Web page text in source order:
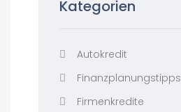
Kategorien
Autokredit
Finanzplanungstipps
Firmenkredite